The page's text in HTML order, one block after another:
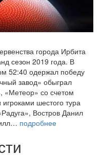
города Ирбита
сезон 2019 года. В
52:40 одержал победу
завод» обыграл
«Метеор» со счетом
шестого тура
Востров Данил
подробнее